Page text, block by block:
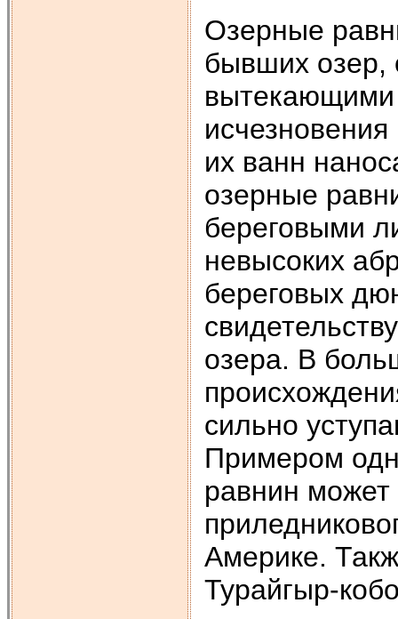
Озерные
бывших озер,
вытекающими
их ванн
озерные
береговыми
невысоких
береговых
озера. В
сильно
Примером
равнин может
Америке.
Турайгыр-